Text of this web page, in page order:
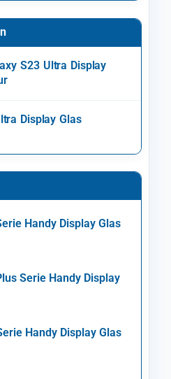
S23 Ultra Display
Display Glas
Handy Display Glas
Serie Handy Display
Handy Display Glas